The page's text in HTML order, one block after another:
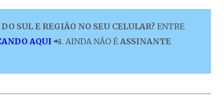
SUL E REGIÃO NO SEU CELULAR? ENTRE
AQUI 📲. AINDA NÃO É ASSINANTE